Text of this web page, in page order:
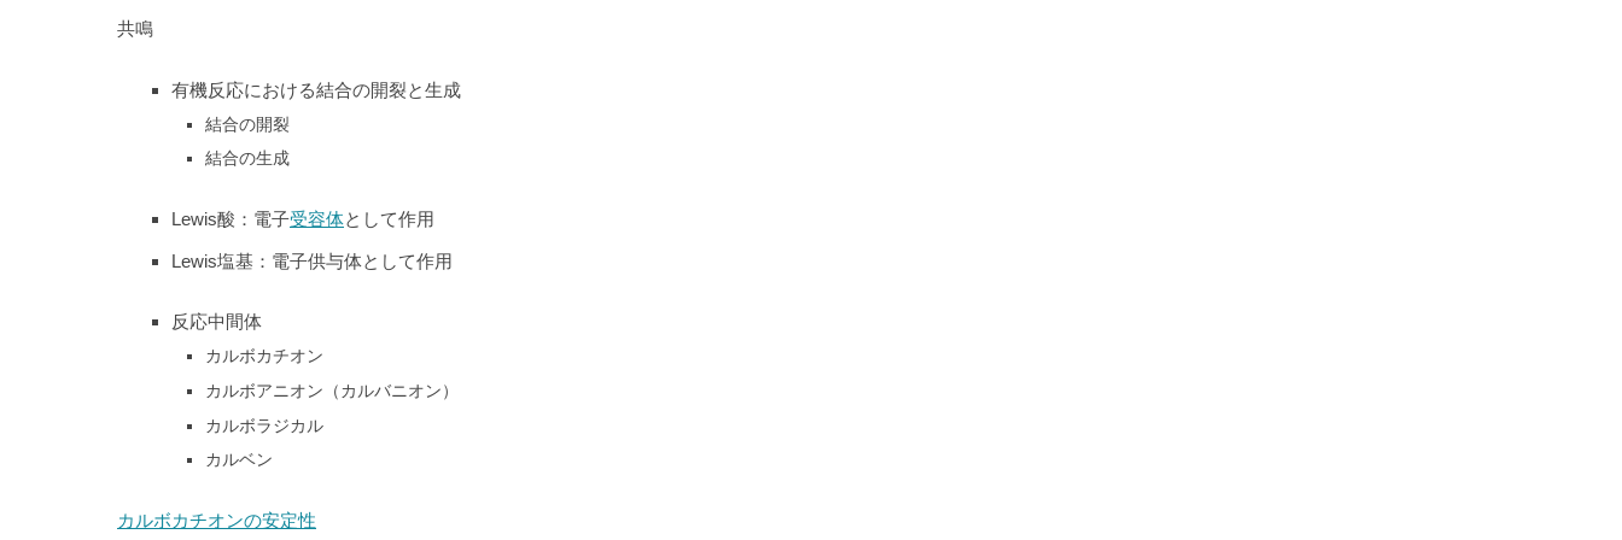
共鳴
有機反応における結合の開裂と生成
結合の開裂
結合の生成
Lewis酸：電子受容体として作用
Lewis塩基：電子供与体として作用
反応中間体
カルボカチオン
カルボアニオン（カルバニオン）
カルボラジカル
カルベン
カルボカチオンの安定性